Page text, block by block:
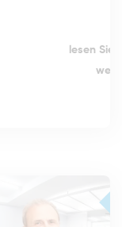
lesen Sie